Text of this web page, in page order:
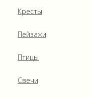
Кресты
Пейзажи
Птицы
Свечи